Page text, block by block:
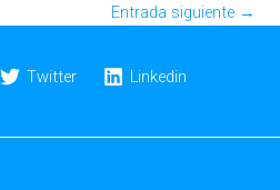
Entrada siguiente →
Twitter Linkedin